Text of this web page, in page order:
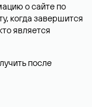
о сайте по
когда завершится
является
после